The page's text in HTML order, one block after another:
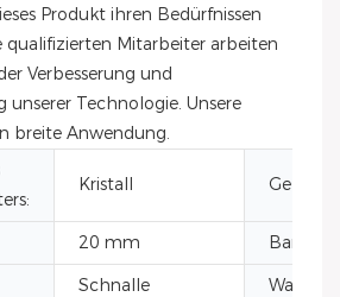
Produkt ihren Bedürfnissen
qualifizierten Mitarbeiter arbeiten
Verbesserung und
unserer Technologie. Unsere
breite Anwendung.
Kristall
20 mm
Schnalle